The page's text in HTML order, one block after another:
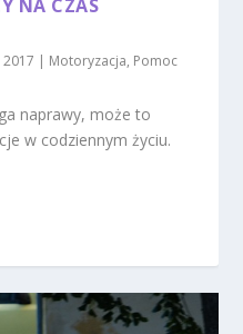
NA CZAS
2017 | Motoryzacja, Pomoc
naprawy, może to
w codziennym życiu.